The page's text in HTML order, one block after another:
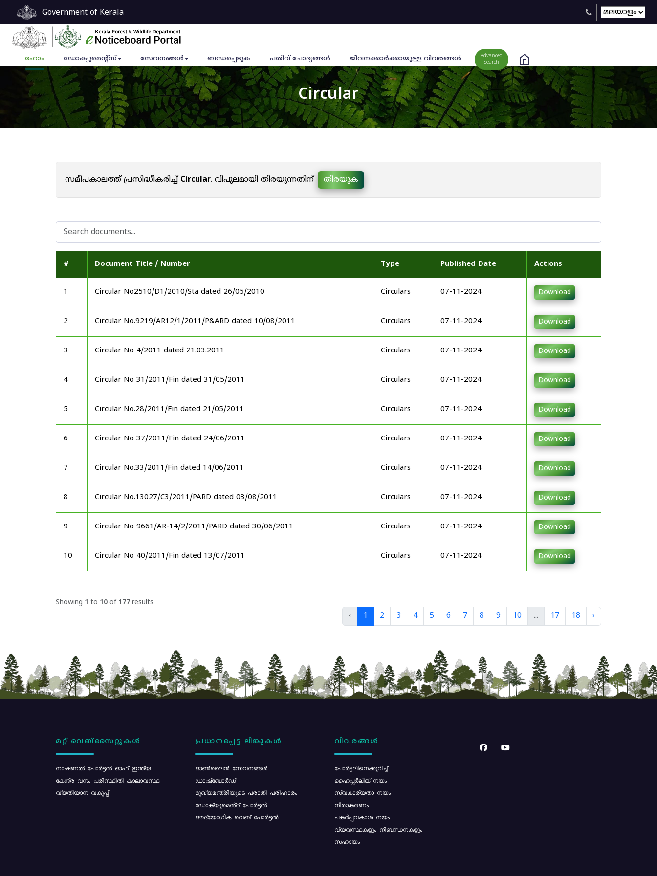
Government of Kerala
ഹോം ഡോക്യുമെൻ്റ്സ് സേവനങ്ങൾ ബന്ധപ്പെടുക പതിവ് ചോദ്യങ്ങൾ ജീവനക്കാര്‍ക്കായുള്ള വിവരങ്ങള്‍
Advanced
Search
Circular
സമീപകാലത്ത് പ്രസിദ്ധീകരിച്ച്Circular. വിപുലമായി തിരയുന്നതിന് തിരയുക
# Document Title / Number Type Published Date Actions
1 Circular No2510/D1/2010/Sta dated 26/05/2010 Circulars 07-11-2024 Download
2 Circular No.9219/AR12/1/2011/P&ARD dated 10/08/2011 Circulars 07-11-2024 Download
3 Circular No 4/2011 dated 21.03.2011 Circulars 07-11-2024 Download
4 Circular No 31/2011/Fin dated 31/05/2011 Circulars 07-11-2024 Download
5 Circular No.28/2011/Fin dated 21/05/2011 Circulars 07-11-2024 Download
6 Circular No 37/2011/Fin dated 24/06/2011 Circulars 07-11-2024 Download
7 Circular No.33/2011/Fin dated 14/06/2011 Circulars 07-11-2024 Download
8 Circular No.13027/C3/2011/PARD dated 03/08/2011 Circulars 07-11-2024 Download
9 Circular No 9661/AR-14/2/2011/PARD dated 30/06/2011 Circulars 07-11-2024 Download
10 Circular No 40/2011/Fin dated 13/07/2011 Circulars 07-11-2024 Download
Showing 1 to 10 of 177 results
‹ 1 2 3 4 5 6 7 8 9 10 ... 17 18 ›
മറ്റ് വെബ്സൈറ്റുകൾ
നാഷണൽ പോർട്ടൽ ഓഫ് ഇന്ത്യ
കേന്ദ്ര വനം പരിസ്ഥിതി കാലാവസ്ഥ
വ്യതിയാന വകുപ്പ്
പ്രധാനപ്പെട്ട ലിങ്കുകൾ
ഓൺലൈൻ സേവനങ്ങൾ
ഡാഷ്ബോർഡ്
മുഖ്യമന്ത്രിയുടെ പരാതി പരിഹാരം
ഡോക്യുമെൻ്റ് പോർട്ടൽ
ഔദ്യോഗിക വെബ് പോർട്ടൽ
വിവരങ്ങൾ
പോര്‍ട്ടലിനെക്കുറിച്ച്
ഹൈപ്പർലിങ്ക് നയം
സ്വകാര്യതാ നയം
നിരാകരണം
പകർപ്പവകാശ നയം
വ്യവസ്ഥകളും നിബന്ധനകളും
സഹായം